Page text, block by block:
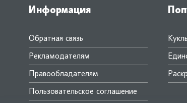
Информация
Обратная связь
Рекламодателям
Правообладателям
Пользовательское соглашение